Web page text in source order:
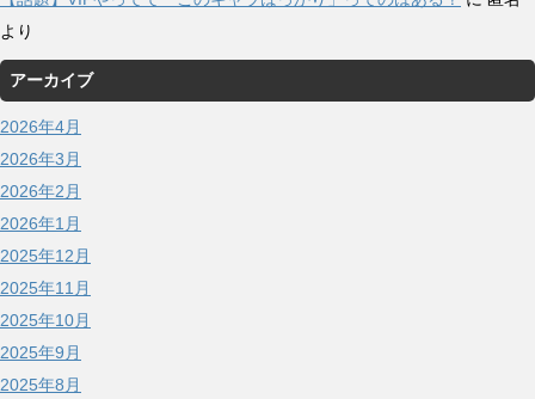
より
アーカイブ
2026年4月
2026年3月
2026年2月
2026年1月
2025年12月
2025年11月
2025年10月
2025年9月
2025年8月